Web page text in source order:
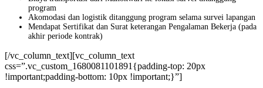
program
Akomodasi dan logistik ditanggung program selama survei lapangan
Mendapat Sertifikat dan Surat keterangan Pengalaman Bekerja (pada
akhir periode kontrak)
[/vc_column_text][vc_column_text
css=”.vc_custom_1680081101891{padding-top: 20px
!important;padding-bottom: 10px !important;}”]